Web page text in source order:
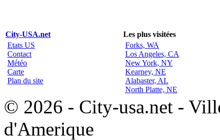
City-USA.net
Les plus visitées
Etats US
Contact
Météo
Carte
Plan du site
Forks, WA
Los Angeles, CA
New York, NY
Kearney, NE
Alabaster, AL
North Platte, NE
© 2026 - City-usa.net -
d'Amerique